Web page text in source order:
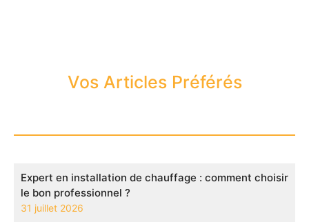
Vos Articles Préférés
Expert en installation de chauffage : comment choisir
le bon professionnel ?
31 juillet 2026